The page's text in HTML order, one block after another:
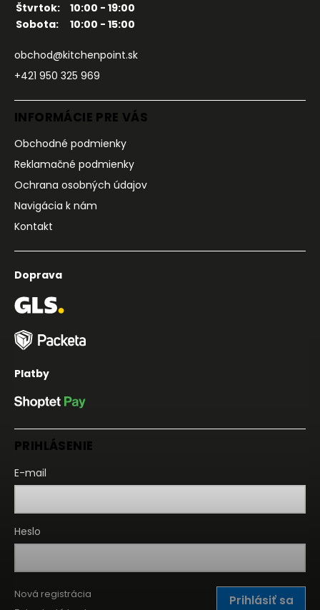
Štvrtok:
10:00 - 19:00
Sobota:
10:00 - 15:00
obchod@kitchenpoint.sk
+421 950 325 969
INFORMÁCIE PRE VÁS
Obchodné podmienky
Reklamačné podmienky
Ochrana osobných údajov
Navigácia k nám
Kontakt
Doprava
Platby
PRIHLÁSENIE
E-mail
Heslo
Prihlásiť sa
Nová registrácia